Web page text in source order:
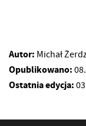
Autor: Michał
Opublikowano:
Ostatnia edycja: